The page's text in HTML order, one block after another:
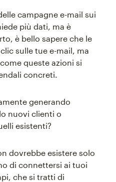
campagne e-mail sui
più dati, ma è
è bello sapere che le
sulle tue e-mail, ma
queste azioni si
concreti.
generando
nuovi clienti o
esistenti?
dovrebbe esistere solo
di connettersi ai tuoi
che si tratti di